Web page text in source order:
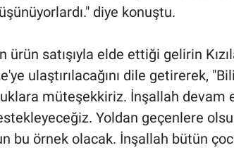
diye konuştu.
ürün satışıyla elde ettiği gelirin
ulaştırılacağını dile getirerek,
müteşekkiriz. İnşallah devam
Yoldan geçenlere
bu örnek olacak. İnşallah bütün